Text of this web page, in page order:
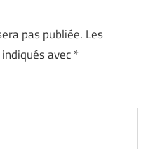
pas publiée. Les
avec*